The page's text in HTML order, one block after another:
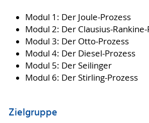
Modul 1: Der Joule-Prozess
Modul 2: Der Clausius-
Modul 3: Der Otto-Prozess
Modul 4: Der Diesel-Prozess
Modul 5: Der Seilinger
Modul 6: Der Stirling-Prozess
Zielgruppe